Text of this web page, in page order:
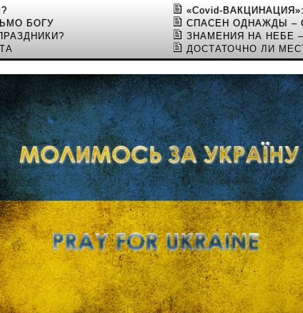
БОГУ
«Covid-
СПАСЕН ОДНАЖДЫ –
ЗНАМЕНИЯ НА НЕБЕ
ДОСТАТОЧНО ЛИ